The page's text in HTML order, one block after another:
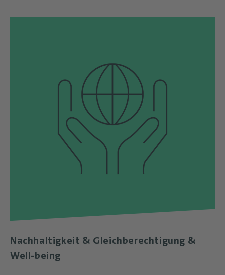
Nachhaltigkeit & Gleichberechtigung &
Well-being